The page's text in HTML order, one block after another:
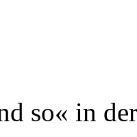
so« in